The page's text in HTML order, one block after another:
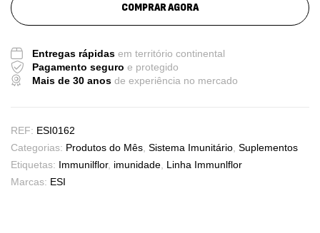
COMPRAR AGORA
Entregas rápidas em território continental
Pagamento seguro e protegido
Mais de 30 anos de experiência no mercado
REF: ESI0162
Categorias: Produtos do Mês Sistema Imunitário Suplementos
Etiquetas: Immunilflor, imunidade Linha Immunlflor
Marcas: ESI